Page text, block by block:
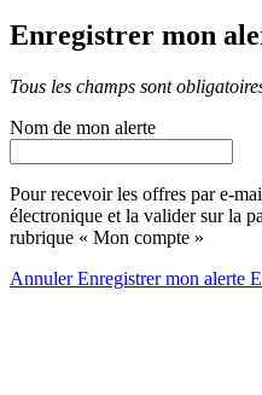
Enregistrer mon
Tous les champs sont
Nom de mon alerte
Pour recevoir les offres par e-
électronique et la valider sur la
rubrique « Mon compte »
AnnulerEnregistrer mon alerte